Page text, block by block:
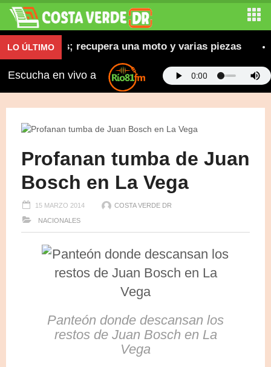
LO ÚLTIMO
robadas; recupera una moto y varias piezas
Escucha en vivo a
Profanan tumba de Juan
Bosch en La Vega
15 MARZO 2014 COSTA VERDE DR
NACIONALES
Panteón donde descansan los
restos de Juan Bosch en La
Vega